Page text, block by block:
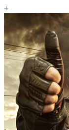
+